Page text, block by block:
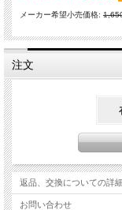
メーカー希望小売価格:
注文
返品、交換についての詳
お問い合わせ